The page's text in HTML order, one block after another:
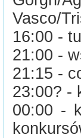
Vasco/
16:00 -
21:00 -
21:15 -
23:00? -
00:00 -